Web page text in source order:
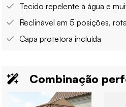
Tecido repelente à água e
Reclinável em 5 posições,
Capa protetora incluída
Combinação